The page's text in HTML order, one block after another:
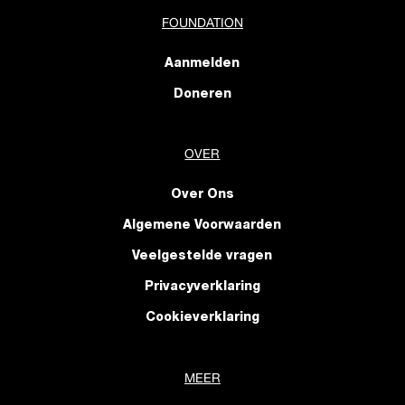
FOUNDATION
Aanmelden
Doneren
OVER
Over Ons
Algemene Voorwaarden
Veelgestelde vragen
Privacyverklaring
Cookieverklaring
MEER